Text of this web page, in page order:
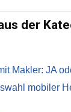
der
Makler: JA
mobiler